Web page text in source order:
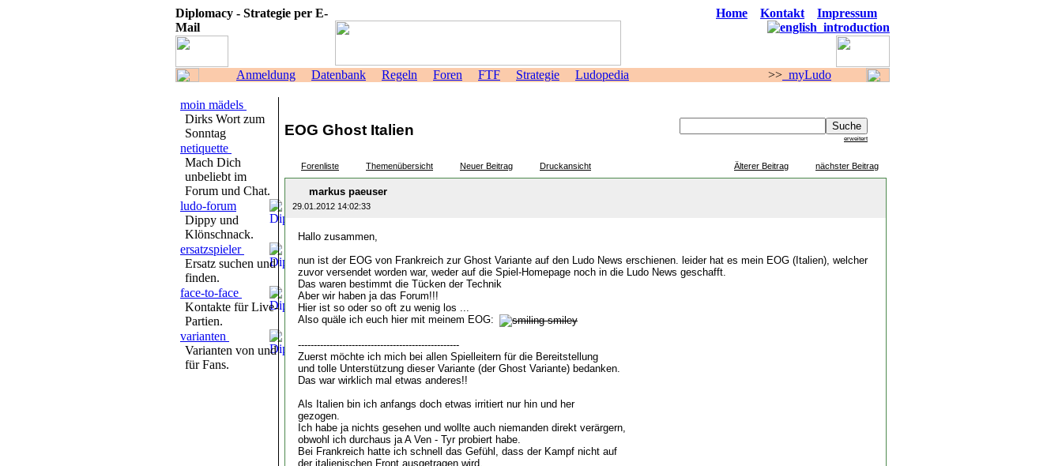
Diplomacy - Strategie per E-
Mail
Home Kontakt Impressum
Anmeldung Datenbank Regeln Foren FTF Strategie Ludopedia >> myLudo
moin mädels
Dirks Wort zum
Sonntag
netiquette
Mach Dich
unbeliebt im
Forum und Chat.
ludo-forum
Dippy und
Klönschnack.
ersatzspieler
Ersatz suchen und
finden.
face-to-face
Kontakte für Live-
Partien.
varianten
Varianten von und
für Fans.
erweitert
EOG Ghost Italien
Älterer Beitrag nächster Beitrag
Forenliste Themenübersicht Neuer Beitrag Druckansicht
markus paeuser
29.01.2012 14:02:33
Hallo zusammen,
nun ist der EOG von Frankreich zur Ghost Variante auf den Ludo News erschienen. leider hat es mein EOG (Italien), welcher
zuvor versendet worden war, weder auf die Spiel-Homepage noch in die Ludo News geschafft.
Das waren bestimmt die Tücken der Technik
Aber wir haben ja das Forum!!!
Hier ist so oder so oft zu wenig los ...
Also quäle ich euch hier mit meinem EOG:
---------------------------------------------------
Zuerst möchte ich mich bei allen Spielleitern für die Bereitstellung
und tolle Unterstützung dieser Variante (der Ghost Variante) bedanken.
Das war wirklich mal etwas anderes!!
Als Italien bin ich anfangs doch etwas irritiert nur hin und her
gezogen.
Ich habe ja nichts gesehen und wollte auch niemanden direkt verärgern,
obwohl ich durchaus ja A Ven - Tyr probiert habe.
Bei Frankreich hatte ich schnell das Gefühl, dass der Kampf nicht auf
der italienischen Front ausgetragen wird.